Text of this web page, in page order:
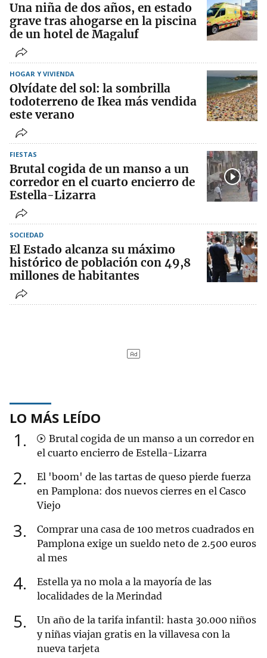
Una niña de dos años, en estado
grave tras ahogarse en la piscina
de un hotel de Magaluf
HOGAR Y VIVIENDA
Olvídate del sol: la sombrilla
todoterreno de Ikea más vendida
este verano
FIESTAS
Brutal cogida de un manso a un
corredor en el cuarto encierro de
Estella-Lizarra
SOCIEDAD
El Estado alcanza su máximo
histórico de población con 49,8
millones de habitantes
LO MÁS LEÍDO
1
Brutal cogida de un manso a un corredor en
el cuarto encierro de Estella-Lizarra
2
El 'boom' de las tartas de queso pierde fuerza
en Pamplona: dos nuevos cierres en el Casco
Viejo
3
Comprar una casa de 100 metros cuadrados en
Pamplona exige un sueldo neto de 2.500 euros
al mes
4
Estella ya no mola a la mayoría de las
localidades de la Merindad
5
Un año de la tarifa infantil: hasta 30.000 niños
y niñas viajan gratis en la villavesa con la
nueva tarjeta